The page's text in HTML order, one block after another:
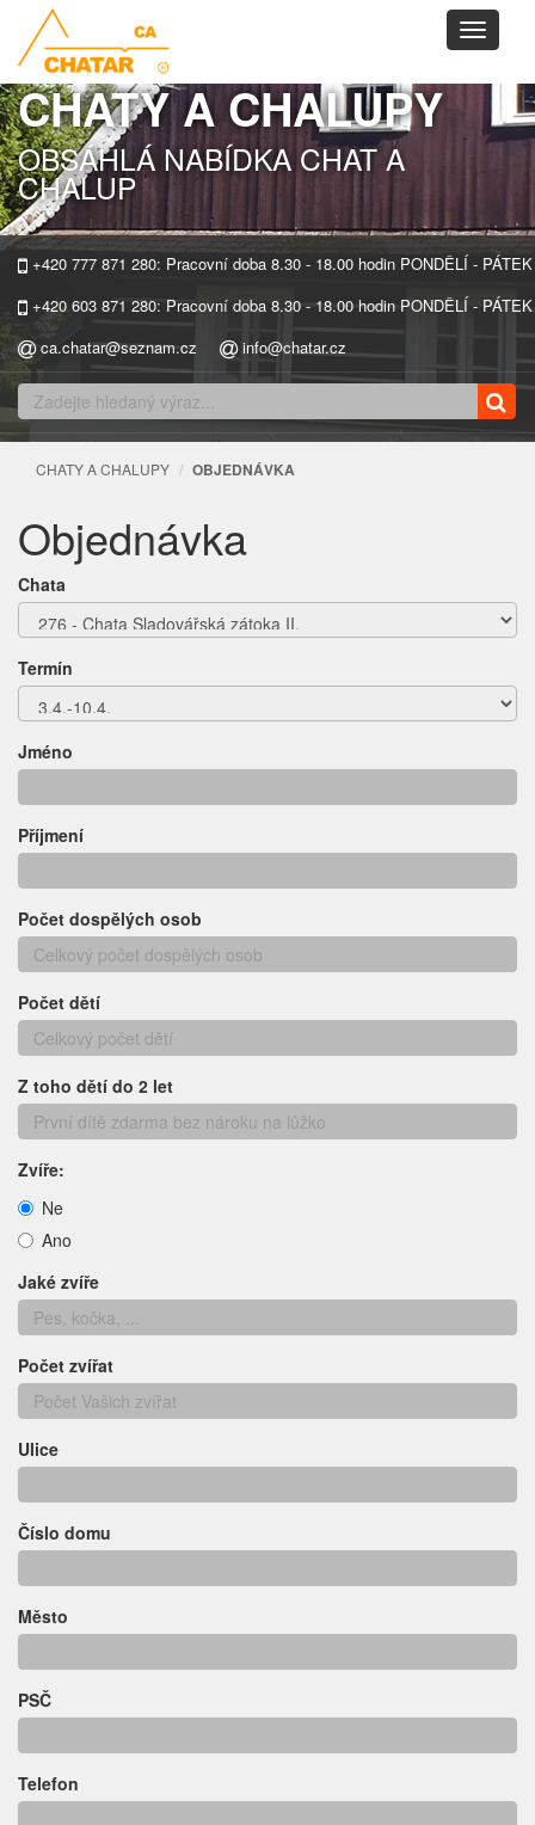
Toggle
CHATY A CHALUPY
OBSÁHLÁ NABÍDKA CHAT A
CHALUP
+420 777 871 280: Pracovní doba 8.30 - 18.00 hodin PONDĚLÍ - PÁTEK
+420 603 871 280: Pracovní doba 8.30 - 18.00 hodin PONDĚLÍ - PÁTEK
ca.chatar@seznam.cz
info@chatar.cz
CHATY A CHALUPY OBJEDNÁVKA
Objednávka
Chata
Termín
Jméno
Příjmení
Počet dospělých osob
Počet dětí
Z toho dětí do 2 let
Zvíře:
Ne
Ano
Jaké zvíře
Počet zvířat
Ulice
Číslo domu
Město
PSČ
Telefon